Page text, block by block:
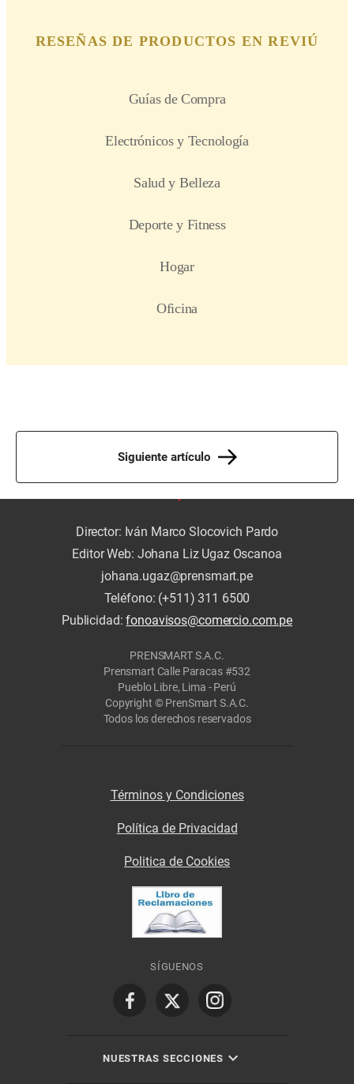
Siguiente artículo
Director: Iván Marco Slocovich Pardo
Editor Web: Johana Liz Ugaz Oscanoa
johana.ugaz@prensmart.pe
Teléfono: (+511) 311 6500
Publicidad:fonoavisos@comercio.com.pe
PRENSMART S.A.C.
Prensmart Calle Paracas #532
Pueblo Libre, Lima - Perú
Copyright © PrenSmart S.A.C.
Todos los derechos reservados
Términos y Condiciones
Política de Privacidad
Politica de Cookies
SÍGUENOS
NUESTRAS SECCIONES